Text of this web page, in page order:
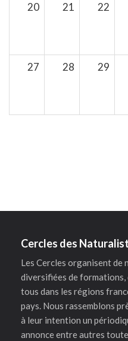
20 21 22
27 28 29
Cercles des
Les Cercles organisent de
diversifiées de formations,
tous dans les régions
pays. Nous rassemblons
à leur intention un
annonce entre autres